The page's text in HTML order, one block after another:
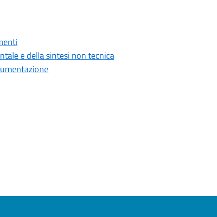
e della sintesi non tecnica